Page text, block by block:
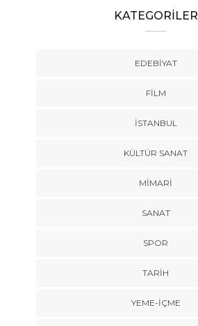
KATEGORİLER
EDEBIYAT
FILM
İSTANBUL
KÜLTÜR SANAT
MIMARI
SANAT
SPOR
TARİH
YEME-İÇME